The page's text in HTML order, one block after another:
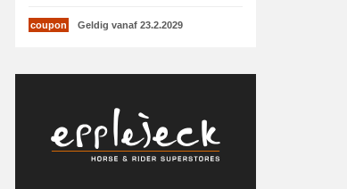
coupon Geldig vanaf 23.2.2029